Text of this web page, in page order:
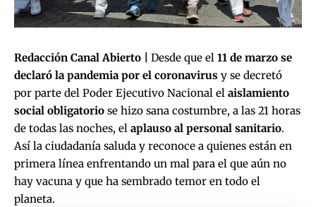
Redacción Canal Abierto | Desde que el 11 de marzo se
declaró la pandemia por el coronavirus y se decretó
por parte del Poder Ejecutivo Nacional el aislamiento
social obligatorio se hizo sana costumbre, a las 21 horas
de todas las noches, el aplauso al personal sanitario.
Así la ciudadanía saluda y reconoce a quienes están en
primera línea enfrentando un mal para el que aún no
hay vacuna y que ha sembrado temor en todo el
planeta.